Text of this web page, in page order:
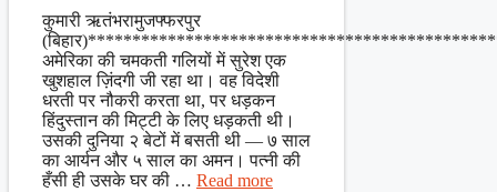
Share
कुमारी ऋतंभरामुजफ्फरपुर
अमेरिका की चमकती गलियों में सुरेश एक
खुशहाल ज़िंदगी जी रहा था। वह विदेशी
धरती पर नौकरी करता था, पर धड़कन
हिंदुस्तान की मिट्टी के लिए धड़कती थी।
उसकी दुनिया २ बेटों में बसती थी — ७ साल
का आर्यन और ५ साल का अमन। पत्नी की
हँसी ही उसके घर की … Read more